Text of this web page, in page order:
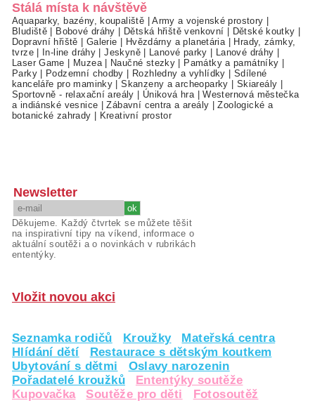
Stálá místa k návštěvě
Aquaparky, bazény, koupaliště |Army a vojenské prostory
Bludiště
Bobové dráhy Dětská hřiště venkovní Dětské koutky
Dopravní hřiště
Galerie Hvězdárny a planetária|
Hrady, zámky,
tvrze| In-line dráhy |Jeskyně| Lanové parky Lanové dráhy
Laser Game
Muzea| Naučné stezky Památky a památníky
Parky| Podzemní chodby Rozhledny a vyhlídky
Sdílené
kanceláře pro maminky |Skanzeny a archeoparky Skiareály
Sportovně - relaxační areály
Úniková hra|Westernová městečka
a indiánské vesnice |Zábavní centra a areály |Zoologické a
botanické zahrady
Kreativní prostor
Newsletter
Děkujeme. Každý čtvrtek se můžete těšit
na inspirativní tipy na víkend, informace o
aktuální soutěži a o novinkách v rubrikách
ententýky.
Vložit novou akci
Seznamka rodičů Kroužky
Mateřská centra
Hlídání dětí
Restaurace s dětským koutkem
Ubytování s dětmi
Oslavy narozenin
Pořadatelé kroužků
Ententýky soutěže
Kupovačka
Soutěže pro děti
Fotosoutěž